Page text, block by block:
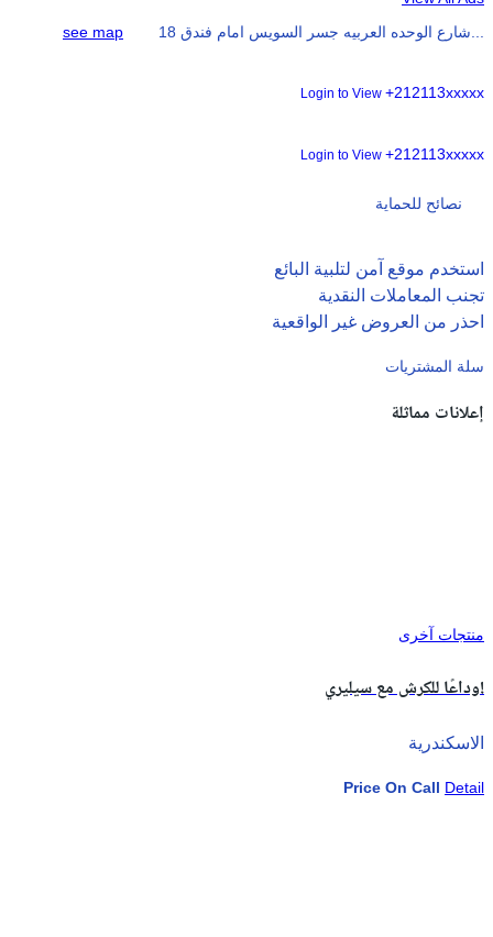
see map
Login to View +212113xxxxx
Login to View +212113xxxxx
نصائح للحماية
استخدم موقع آمن لتلبية البائع
تجنب المعاملات النقدية
احذر من العروض غير الواقعية
سلة المشتريات
إعلانات مماثلة
منتجات آخرى
وداعًا للكرش مع سيليري!
الاسكندرية
Price On Call Detail